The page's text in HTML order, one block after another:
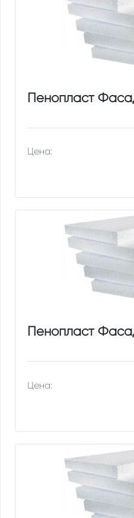
Пенопласт
Цена:
Пенопласт
Цена: